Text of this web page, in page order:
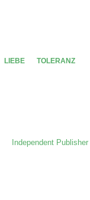
LIEBE TOLERANZ
Independent Publisher